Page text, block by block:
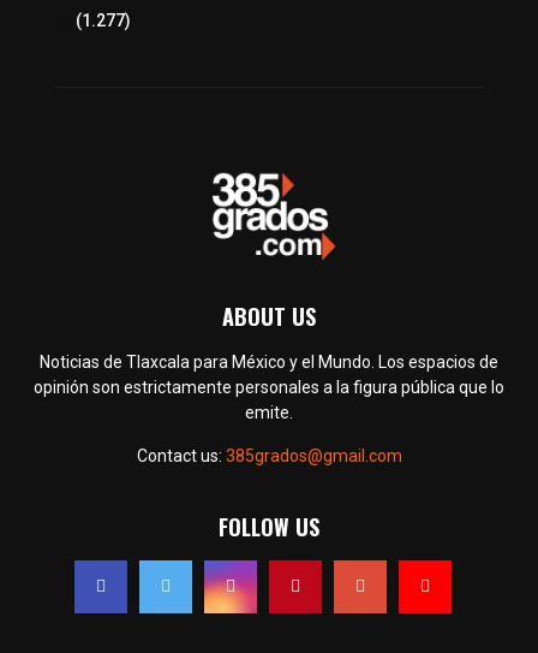
(1.277)
ABOUT US
Noticias de Tlaxcala para México y el Mundo. Los espacios de
opinión son estrictamente personales a la figura pública que lo
emite.
Contact us: 385grados@gmail.com
FOLLOW US